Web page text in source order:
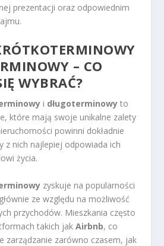
prezentacji oraz odpowiednim
– CO
WYBRAĆ?
i długoterminowy to
które mają swoje unikalne zalety
powinni dokładnie
z nich najlepiej odpowiada ich
życia.
zyskuje na popularności
ze względu na możliwość
przychodów. Mieszkania często
takich jakAirbnb, co
zarządzanie zarówno czasem, jak